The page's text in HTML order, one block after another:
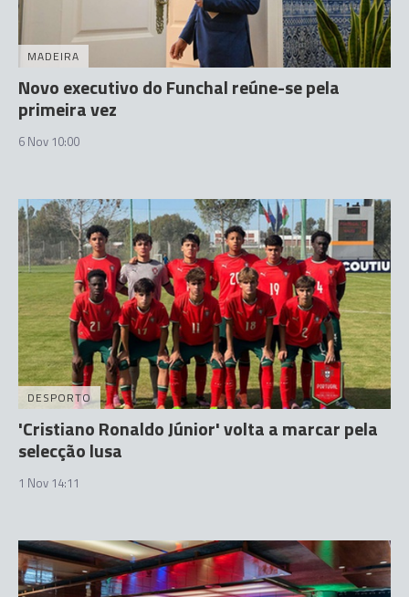
MADEIRA
Novo executivo do Funchal reúne-se pela
primeira vez
6 Nov 10:00
DESPORTO
'Cristiano Ronaldo Júnior' volta a marcar pela
selecção lusa
1 Nov 14:11